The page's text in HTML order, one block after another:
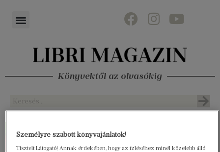
Könyvektől az olvasókig
Személyre szabott könyvajánlatok!
Tisztelt Látogató! Annak érdekében, hogy az ízléséhez minél közelebb álló